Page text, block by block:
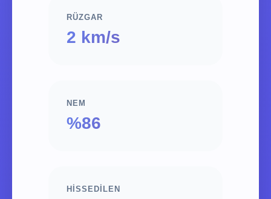
RÜZGAR
2 km/s
NEM
%86
HISSEDILEN